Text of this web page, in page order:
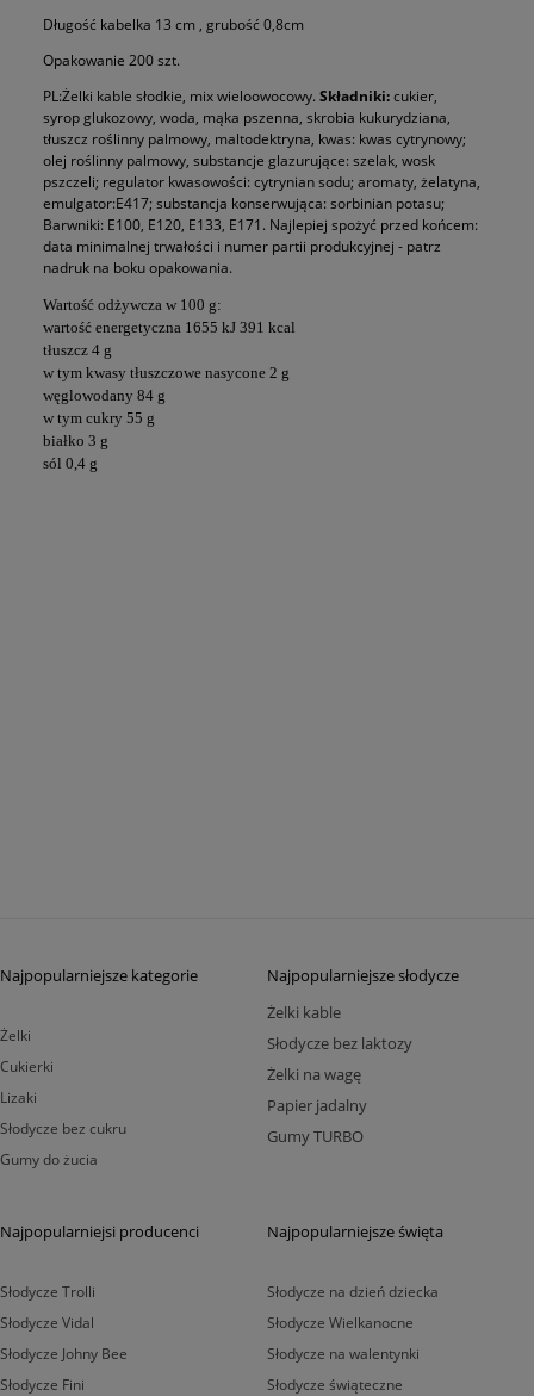
Długość kabelka 13 cm , grubość 0,8cm
Opakowanie 200 szt.
PL:Żelki kable słodkie, mix wieloowocowy. Składniki:cukier,
syrop glukozowy, woda, mąka pszenna, skrobia kukurydziana,
tłuszcz roślinny palmowy, maltodektryna, kwas: kwas cytrynowy;
olej roślinny palmowy, substancje glazurujące: szelak, wosk
pszczeli; regulator kwasowości: cytrynian sodu; aromaty, żelatyna,
emulgator:E417; substancja konserwująca: sorbinian potasu;
Barwniki: E100, E120, E133, E171. Najlepiej spożyć przed końcem:
data minimalnej trwałości i numer partii produkcyjnej - patrz
nadruk na boku opakowania.
Wartość odżywcza w 100 g:
wartość energetyczna 1655 kJ 391 kcal
tłuszcz 4 g
w tym kwasy tłuszczowe nasycone 2 g
węglowodany 84 g
w tym cukry 55 g
białko 3 g
sól 0,4 g
Najpopularniejsze kategorie
Żelki
Cukierki
Lizaki
Słodycze bez cukru
Gumy do żucia
Najpopularniejsze słodycze
Żelki kable
Słodycze bez laktozy
Żelki na wagę
Papier jadalny
Gumy TURBO
Najpopularniejsi producenci
Słodycze Trolli
Słodycze Vidal
Słodycze Johny Bee
Słodycze Fini
Najpopularniejsze święta
Słodycze na dzień dziecka
Słodycze Wielkanocne
Słodycze na walentynki
Słodycze świąteczne